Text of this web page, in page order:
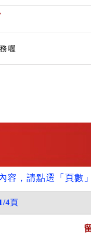
喔
容，請點選「頁數
4頁